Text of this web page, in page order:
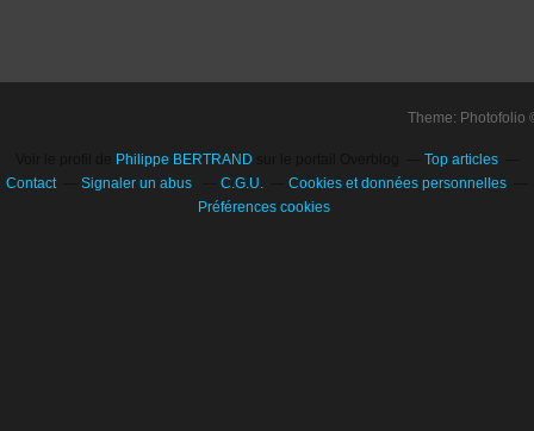
Theme:
Philippe BERTRAND
Top articles
Contact
Signaler un abus C.G.U.
Cookies et données personnelles
Préférences cookies